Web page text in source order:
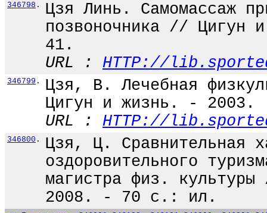
346798 .
Цзя Линь. Самомассаж
позвоночника //
41.
URL : HTTP://
346799 .
Цзя, В. Лечебная
Цигун и жизнь. -
URL : HTTP://
346800 .
Цзя, Ц. Сравнительная
оздоровительного
магистра физ.
2008. - 70 с.: ил.